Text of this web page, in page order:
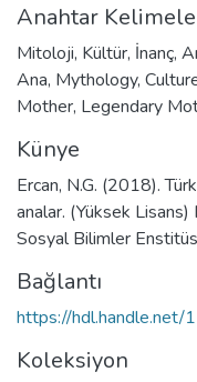
Anahtar
Mitoloji, Kültür, İnanç,
Ana, Mythology,
Mother, Legendary
Künye
Ercan, N.G. (2018).
analar. (Yüksek
Sosyal Bilimler
Bağlantı
https://
Koleksiyon